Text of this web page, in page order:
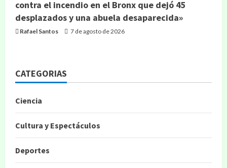
contra el incendio en el Bronx que dejó 45
desplazados y una abuela desaparecida»
Rafael Santos 7 de agosto de 2026
CATEGORIAS
Ciencia
Cultura y Espectáculos
Deportes